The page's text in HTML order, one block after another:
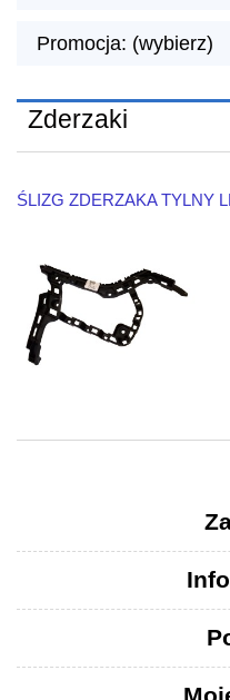
Promocja: (wybierz)
Zderzaki
ŚLIZG ZDERZAKA TYLNY